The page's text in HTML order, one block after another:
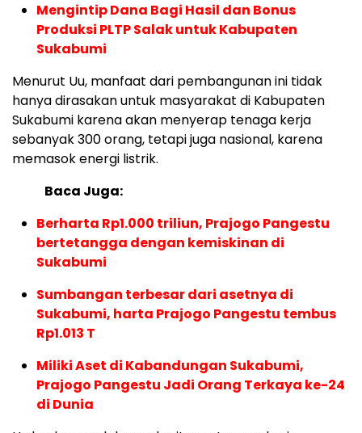
Mengintip Dana Bagi Hasil dan Bonus
Produksi PLTP Salak untuk Kabupaten
Sukabumi
Menurut Uu, manfaat dari pembangunan ini tidak
hanya dirasakan untuk masyarakat di Kabupaten
Sukabumi karena akan menyerap tenaga kerja
sebanyak 300 orang, tetapi juga nasional, karena
memasok energi listrik.
Baca Juga:
Berharta Rp1.000 triliun, Prajogo Pangestu
bertetangga dengan kemiskinan di
Sukabumi
Sumbangan terbesar dari asetnya di
Sukabumi, harta Prajogo Pangestu tembus
Rp1.013 T
Miliki Aset di Kabandungan Sukabumi,
Prajogo Pangestu Jadi Orang Terkaya ke-24
di Dunia